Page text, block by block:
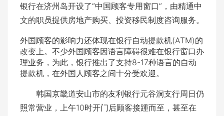
银行在济州岛开设了“中国顾客专用窗口”，由精通中
文的职员提供房地产购买、投资移民制度咨询服务。
外国顾客的影响力还体现在银行自动提款机(ATM)的
改变上。不少外国顾客因语言障碍很难在银行窗口办
理业务，为此，银行推出了支持8-17种语言的自动
提款机，在外国人顾客之间十分受欢迎。
韩国京畿道安山市的友利银行元谷洞支行周日仍
照常营业，上午10时开门后顾客接踵而至，甚至在